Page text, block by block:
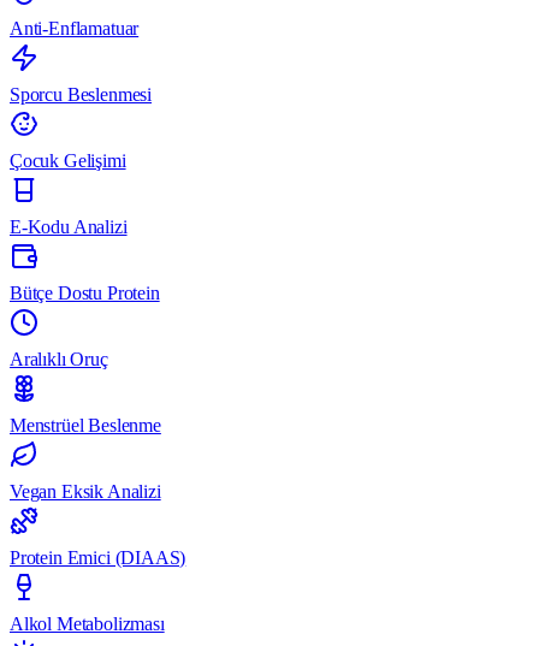
Anti-Enflamatuar
Sporcu Beslenmesi
Çocuk Gelişimi
E-Kodu Analizi
Bütçe Dostu Protein
Aralıklı Oruç
Menstrüel Beslenme
Vegan Eksik Analizi
Protein Emici (DIAAS)
Alkol Metabolizması